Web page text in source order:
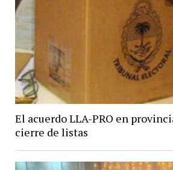
El acuerdo LLA-PRO en
cierre de listas